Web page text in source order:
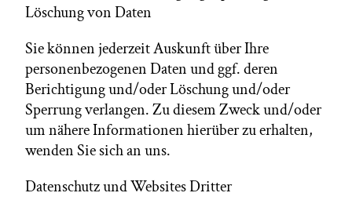
Löschung von Daten
Sie können jederzeit Auskunft über Ihre
personenbezogenen Daten und ggf. deren
Berichtigung und/oder Löschung und/oder
Sperrung verlangen. Zu diesem Zweck und/oder
um nähere Informationen hierüber zu erhalten,
wenden Sie sich an uns.
Datenschutz und Websites Dritter